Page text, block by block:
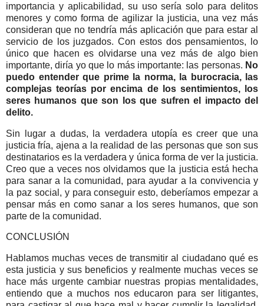
importancia y aplicabilidad, su uso sería solo para delitos
menores y como forma de agilizar la justicia, una vez más
consideran que no tendría más aplicación que para estar al
servicio de los juzgados. Con estos dos pensamientos, lo
único que hacen es olvidarse una vez más de algo bien
importante, diría yo que lo más importante: las personas. No
puedo entender que prime la norma, la burocracia, las
complejas teorías por encima de los sentimientos, los
seres humanos que son los que sufren el impacto del
delito.
Sin lugar a dudas, la verdadera utopía es creer que una
justicia fría, ajena a la realidad de las personas que son sus
destinatarios es la verdadera y única forma de ver la justicia.
Creo que a veces nos olvidamos que la justicia está hecha
para sanar a la comunidad, para ayudar a la convivencia y
la paz social, y para conseguir esto, deberíamos empezar a
pensar más en como sanar a los seres humanos, que son
parte de la comunidad.
CONCLUSIÓN
Hablamos muchas veces de transmitir al ciudadano qué es
esta justicia y sus beneficios y realmente muchas veces se
hace más urgente cambiar nuestras propias mentalidades,
entiendo que a muchos nos educaron para ser litigantes,